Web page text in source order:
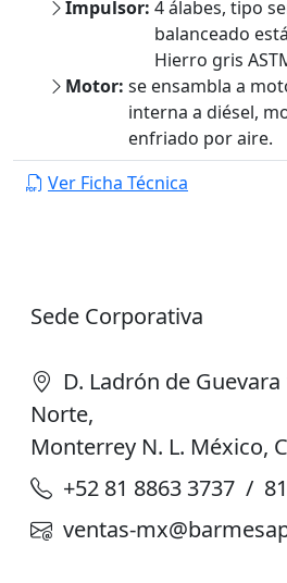
Impulsor: 4 álabes, tipo
balanceado
Hierro gris
Motor: se ensambla a
interna a diésel,
enfriado por aire.
Ver Ficha Técnica
Sede Corporativa
D. Ladrón de Guevara
Norte,
Monterrey N. L. México,
+52 81 8863 3737 /
ventas-